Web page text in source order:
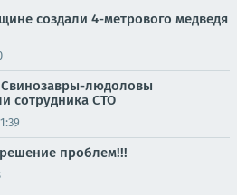
создали 4-метрового медведя
людоловы
сотрудника СТО
проблем!!!